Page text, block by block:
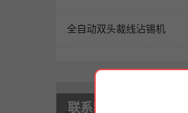
全自动双头裁线沾锡机
联系我们